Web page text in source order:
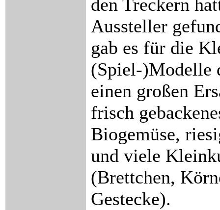
den Treckern
Aussteller
gab es für die
(Spiel-)Modelle
einen großen
frisch
Biogemüse,
und viele
(Brettchen,
Gestecke).